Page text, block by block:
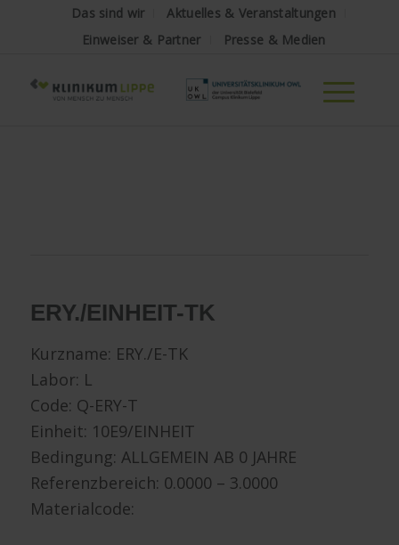
Das sind wir
Aktuelles & Veranstaltungen
Einweiser & Partner
Presse & Medien
ERY./EINHEIT-TK
Kurzname: ERY./E-TK
Labor: L
Code: Q-ERY-T
Einheit: 10E9/EINHEIT
Bedingung: ALLGEMEIN AB 0 JAHRE
Referenzbereich: 0.0000 – 3.0000
Materialcode: